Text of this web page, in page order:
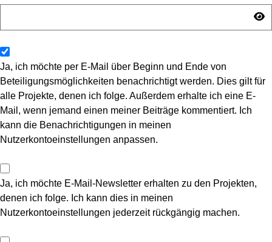
Ja, ich möchte per E-Mail über Beginn und Ende von
Beteiligungsmöglichkeiten benachrichtigt werden. Dies gilt für
alle Projekte, denen ich folge. Außerdem erhalte ich eine E-
Mail, wenn jemand einen meiner Beiträge kommentiert. Ich
kann die Benachrichtigungen in meinen
Nutzerkontoeinstellungen anpassen.
Ja, ich möchte E-Mail-Newsletter erhalten zu den Projekten,
denen ich folge. Ich kann dies in meinen
Nutzerkontoeinstellungen jederzeit rückgängig machen.